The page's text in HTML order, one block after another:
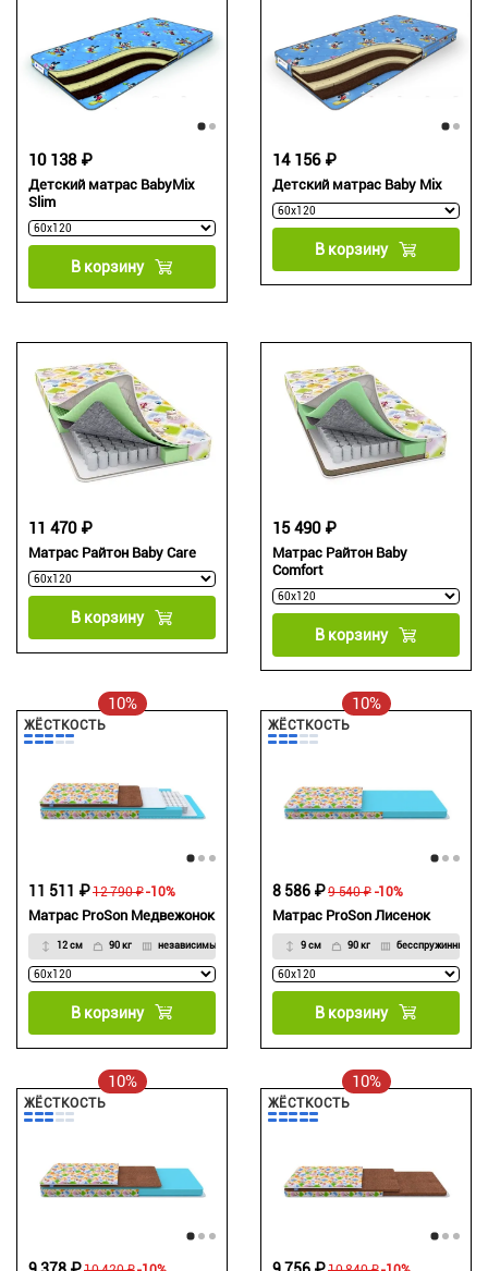
Детский матрас BabyMix
Slim
10 138 ₽
В корзину
Детский матрас Baby Mix
14 156 ₽
В корзину
Матрас Райтон Baby Care
11 470 ₽
В корзину
Матрас Райтон Baby
Comfort
15 490 ₽
В корзину
10%
ЖЁСТКОСТЬ
Матрас ProSon Медвежонок
12 см 90 кг независимые
12 790 ₽
11 511 ₽ -10%
В корзину
10%
ЖЁСТКОСТЬ
Матрас ProSon Лисенок
9 см 90 кг бесспружинный
9 540 ₽
8 586 ₽ -10%
В корзину
10%
ЖЁСТКОСТЬ
10%
ЖЁСТКОСТЬ